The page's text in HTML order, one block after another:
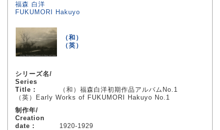
福森 白洋
FUKUMORI Hakuyo
（和）
（英）
シリーズ名/
Series
Title：
（和）福森白洋初期作品アルバムNo.1
（英）Early Works of FUKUMORI Hakuyo No.1
制作年/
Creation
date：
1920-1929